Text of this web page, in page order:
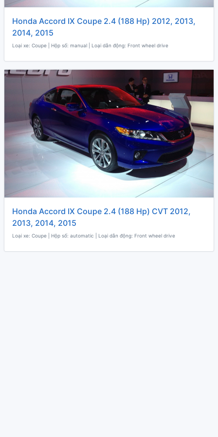
Honda Accord IX Coupe 2.4 (188 Hp) 2012, 2013,
2014, 2015
Loại xe: Coupe | Hộp số: manual | Loại dẫn động: Front wheel drive
Honda Accord IX Coupe 2.4 (188 Hp) CVT 2012,
2013, 2014, 2015
Loại xe: Coupe | Hộp số: automatic | Loại dẫn động: Front wheel drive